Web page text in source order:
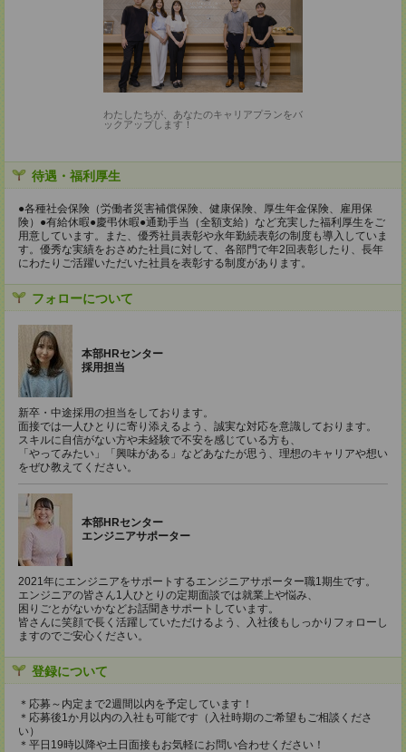
わたしたちが、あなたのキャリアプランをバ
ックアップします！
待遇・福利厚生
●各種社会保険（労働者災害補償保険、健康保険、厚生年金保険、雇用保
険）●有給休暇●慶弔休暇●通勤手当（全額支給）など充実した福利厚生をご
用意しています。また、優秀社員表彰や永年勤続表彰の制度も導入していま
す。優秀な実績をおさめた社員に対して、各部門で年2回表彰したり、長年
にわたりご活躍いただいた社員を表彰する制度があります。
フォローについて
本部HRセンター
採用担当
新卒・中途採用の担当をしております。
面接では一人ひとりに寄り添えるよう、誠実な対応を意識しております。
スキルに自信がない方や未経験で不安を感じている方も、
「やってみたい」「興味がある」などあなたが思う、理想のキャリアや想い
をぜひ教えてください。
本部HRセンター
エンジニアサポーター
2021年にエンジニアをサポートするエンジニアサポーター職1期生です。
エンジニアの皆さん1人ひとりの定期面談では就業上や悩み、
困りごとがないかなどお話聞きサポートしています。
皆さんに笑顔で長く活躍していただけるよう、入社後もしっかりフォローし
ますのでご安心ください。
登録について
＊応募～内定まで2週間以内を予定しています！
＊応募後1か月以内の入社も可能です（入社時期のご希望もご相談くださ
い）
＊平日19時以降や土日面接もお気軽にお問い合わせください！